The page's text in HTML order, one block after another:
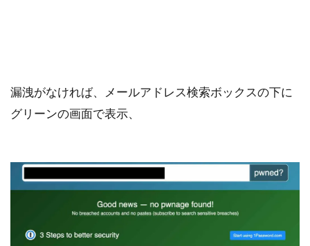
漏洩がなければ、メールアドレス検索ボックスの下に
グリーンの画面で表示、